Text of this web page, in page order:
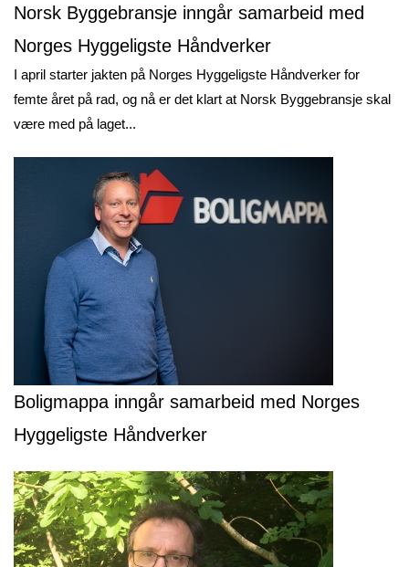
Norsk Byggebransje inngår samarbeid med
Norges Hyggeligste Håndverker
I april starter jakten på Norges Hyggeligste Håndverker for
femte året på rad, og nå er det klart at Norsk Byggebransje skal
være med på laget...
Boligmappa inngår samarbeid med Norges
Hyggeligste Håndverker